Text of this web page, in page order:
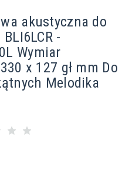
akustyczna do
-
Wymiar
x 127 gł mm Do
Melodika